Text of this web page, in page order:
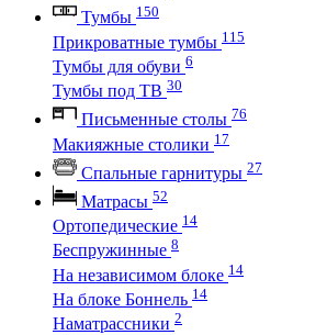
Тумбы 150
Прикроватные тумбы 115
Тумбы для обуви 6
Тумбы под ТВ 30
Письменные столы 76
Макияжные столики 17
Спальные гарнитуры 27
Матрасы 52
Ортопедические 14
Беспружинные 8
На независимом блоке 14
На блоке Боннель 14
Наматрассники 2